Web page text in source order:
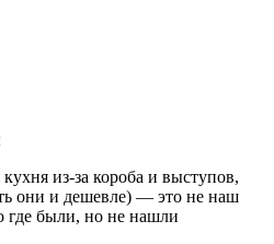
из-за короба и выступов,
они и дешевле) — это не наш
были, но не нашли